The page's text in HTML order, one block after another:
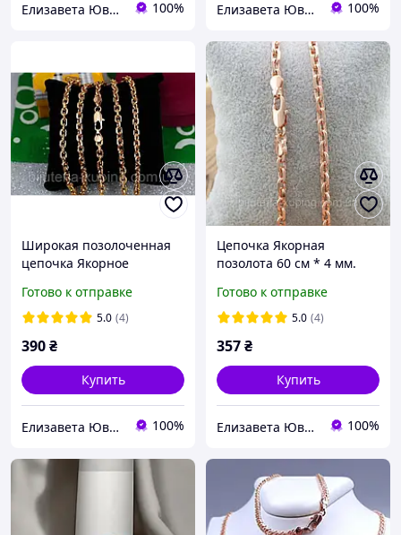
Елизавета Ювелирная бижутерия 100% Елизавета Ювелирная бижутерия 100%
Широкая позолоченная
цепочка Якорное
Цепочка Медицинское
золото
Готово к отправке
5.0 (4)
390₴
Купить
Елизавета Ювелирная бижутерия 100%
Цепочка Якорная
позолота 60 см * 4 мм.
золото (mar jewelry)
Готово к отправке
5.0 (4)
357₴
Купить
Елизавета Ювелирная бижутерия 100%